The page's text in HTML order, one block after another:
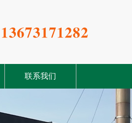
联系我们